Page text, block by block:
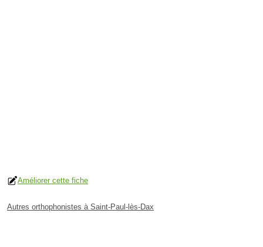
Améliorer cette fiche
Autres orthophonistes à Saint-Paul-lès-Dax